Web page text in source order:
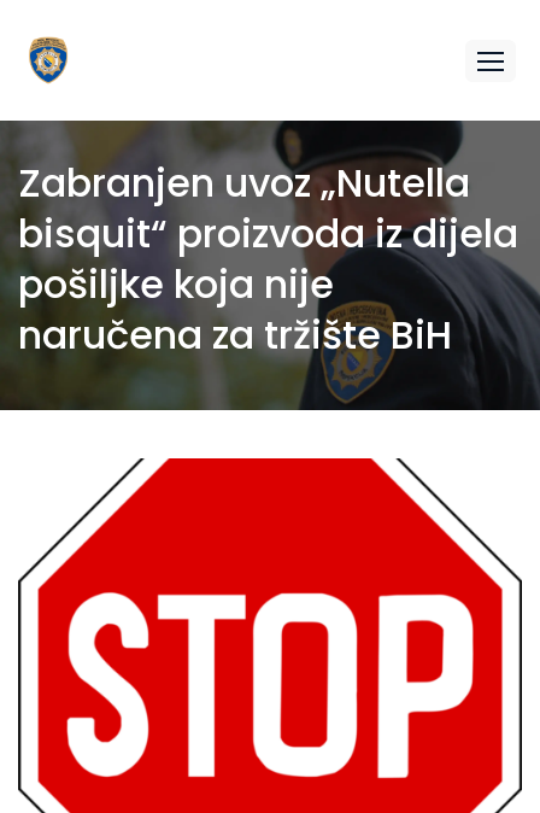
Zabranjen uvoz „Nutella
bisquit“ proizvoda iz dijela
pošiljke koja nije
naručena za tržište BiH